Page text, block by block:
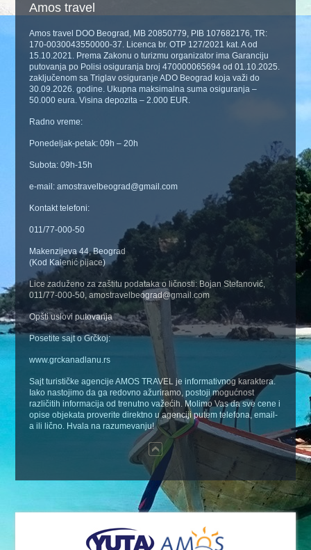
Amos travel
Amos travel DOO Beograd, MB 20850779, PIB 107682176, TR:
170-0030043550000-37. Licenca br. OTP 127/2021 kat. A od
15.10.2021. Prema Zakonu o turizmu organizator ima Garanciju
putovanja po Polisi osiguranja broj 470000065694 od 01.10.2025.
zaključenom sa Triglav osiguranje ADO Beograd koja važi do
30.09.2026. godine. Ukupna maksimalna suma osiguranja –
50.000 eura. Visina depozita – 2.000 EUR.
Radno vreme:
Ponedeljak-petak: 09h – 20h
Subota: 09h-15h
e-mail: amostravelbeograd@gmail.com
Kontakt telefoni:
011/77-000-50
Makenzijeva 44, Beograd
(Kod Kalenić pijace)
Lice zaduženo za zaštitu podataka o ličnosti: Bojan Stefanović,
011/77-000-50, amostravelbeograd@gmail.com
Opšti uslovi putovanja
Posetite sajt o Grčkoj:
www.grckanadlanu.rs
Sajt turističke agencije AMOS TRAVEL je informativnog karaktera.
Iako nastojimo da ga redovno ažuriramo, postoji mogućnost
različitih informacija od trenutno važećih. Molimo Vas da sve cene i
opise objekata proverite direktno u agenciji putem telefona, email-
a ili lično. Hvala na razumevanju!